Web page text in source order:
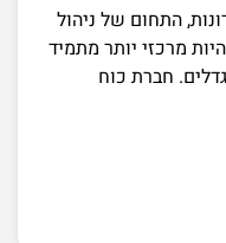
התחום של ניהול
מרכזי יותר מתמיד
חברת כוח